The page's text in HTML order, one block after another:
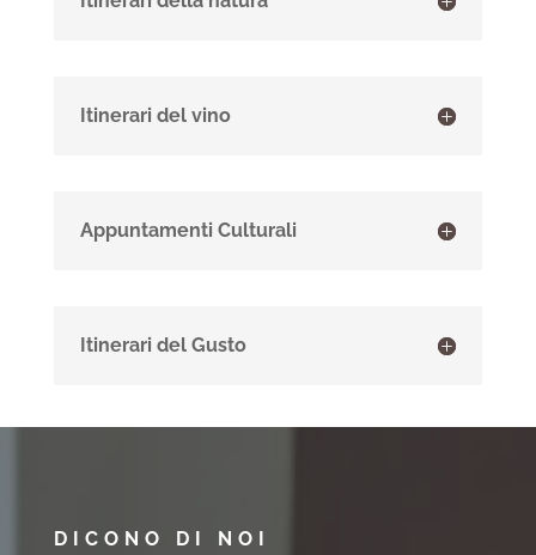
Itinerari del vino
Appuntamenti Culturali
Itinerari del Gusto
DICONO DI NOI